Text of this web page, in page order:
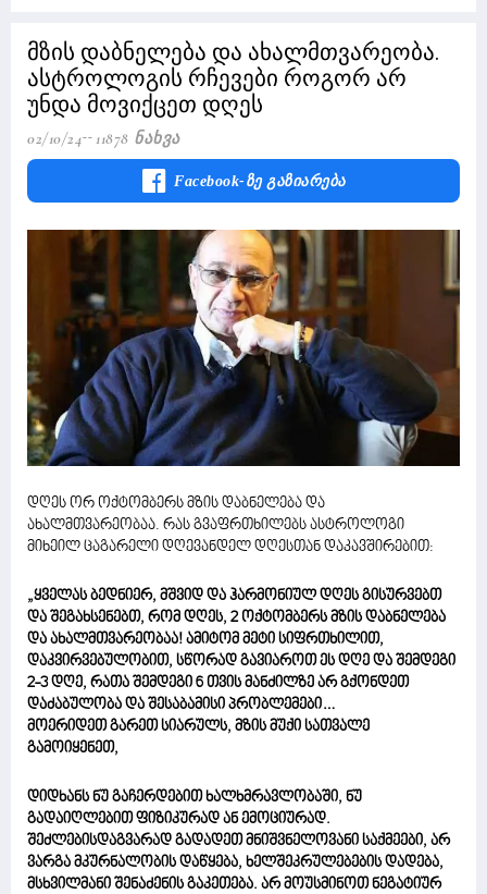
მზის დაბნელება და ახალმთვარეობა.
ასტროლოგის რჩევები როგორ არ
უნდა მოვიქცეთ დღეს
02/10/24 11878 Ნახვა
Facebook-Ზე Გაზიარება
დღეს ორ ოქტომბერს მზის დაბნელება და
ახალმთვარეობაა. რას გვაფრთხილებს ასტროლოგი
მიხეილ ცაგარელი დღევანდელ დღესთან დაკავშირებით:
„ყველას ბედნიერ, მშვიდ და ჰარმონიულ დღეს გისურვებთ
და შეგახსენებთ, რომ დღეს, 2 ოქტომბერს მზის დაბნელება
და ახალმთვარეობაა! ამიტომ მეტი სიფრთხილით,
დაკვირვებულობით, სწორად გავიაროთ ეს დღე და შემდეგი
2-3 დღე, რათა შემდეგი 6 თვის მანძილზე არ გქონდეთ
დაძაბულობა და შესაბამისი პრობლემები…
მოერიდეთ გარეთ სიარულს, მზის მუქი სათვალე
გამოიყენეთ,
დიდხანს ნუ გაჩერდებით ხალხმრავლობაში, ნუ
გადაიღლებით ფიზიკურად ან ემოციურად.
შეძლებისდაგვარად გადადეთ მნიშვნელოვანი საქმეები, არ
ვარგა მკურნალობის დაწყება, ხელშეკრულებების დადება,
მსხვილმანი შენაძენის გაკეთება. არ მოუსმინოთ ნეგატიურ